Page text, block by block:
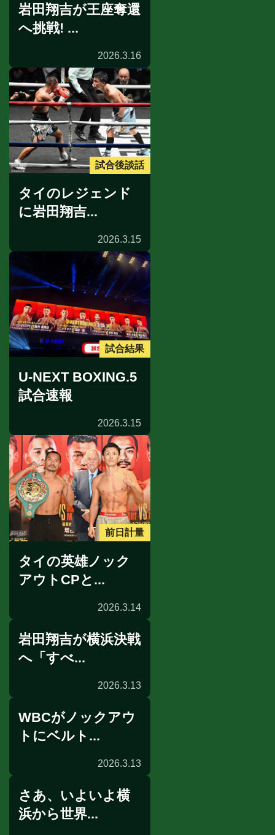
岩田翔吉が王座奪還
へ挑戦! ...
2026.3.16
試合後談話
タイのレジェンド
に岩田翔吉...
2026.3.15
試合結果
U-NEXT BOXING.5
試合速報
2026.3.15
前日計量
タイの英雄ノック
アウトCPと...
2026.3.14
記者会見
岩田翔吉が横浜決戦
へ「すべ...
2026.3.13
授与式
WBCがノックアウ
トにベルト...
2026.3.13
さあ、いよいよ横
浜から世界...